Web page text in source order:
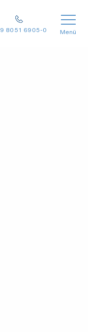
8051 6905-0 Menü